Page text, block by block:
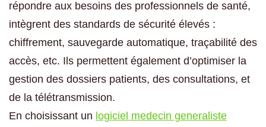
répondre aux besoins des professionnels de santé,
intègrent des standards de sécurité élevés :
chiffrement, sauvegarde automatique, traçabilité des
accès, etc. Ils permettent également d’optimiser la
gestion des dossiers patients, des consultations, et
de la télétransmission.
En choisissant un logiciel medecin generaliste